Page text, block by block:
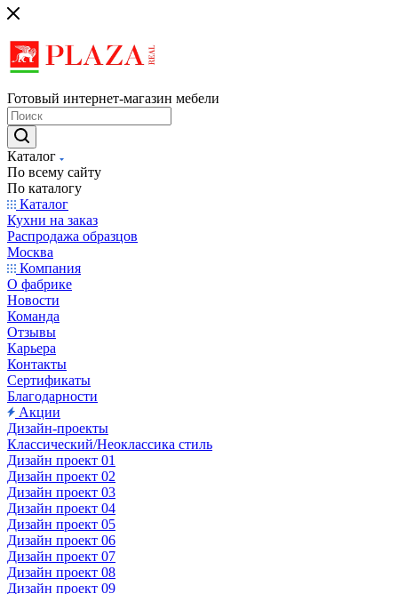
Готовый интернет-магазин мебели
Каталог
По всему сайту
По каталогу
Каталог
Кухни на заказ
Распродажа образцов
Москва
Компания
О фабрике
Новости
Команда
Отзывы
Карьера
Контакты
Сертификаты
Благодарности
Акции
Дизайн-проекты
Классический/Неоклассика стиль
Дизайн проект 01
Дизайн проект 02
Дизайн проект 03
Дизайн проект 04
Дизайн проект 05
Дизайн проект 06
Дизайн проект 07
Дизайн проект 08
Дизайн проект 09